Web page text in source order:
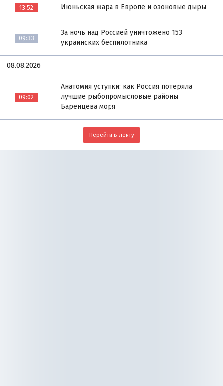
13:52 Июньская жара в Европе и озоновые дыры
09:33
За ночь над Россией уничтожено 153
украинских беспилотника
08.08.2026
09:02
Анатомия уступки: как Россия потеряла
лучшие рыбопромысловые районы
Баренцева моря
Перейти в ленту